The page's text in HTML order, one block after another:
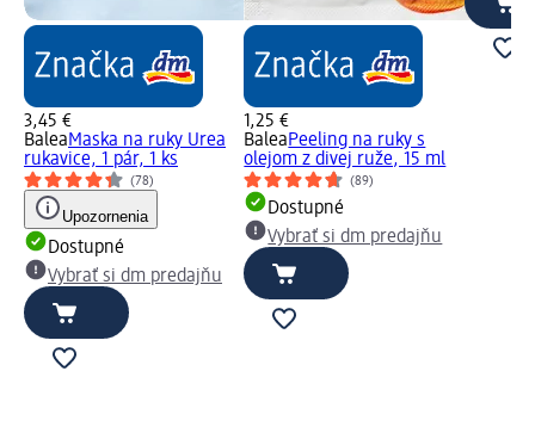
3,45 €
BaleaMaska na ruky Urea
rukavice, 1 pár, 1 ks
(78)
Upozornenia
Dostupné
Vybrať si dm predajňu
1,25 €
BaleaPeeling na ruky s
olejom z divej ruže, 15 ml
(89)
Dostupné
Vybrať si dm predajňu